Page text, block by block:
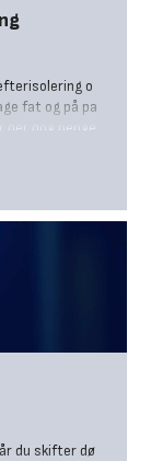
o
fat og på pa
dog penge
i boligens væ
du skifter dø